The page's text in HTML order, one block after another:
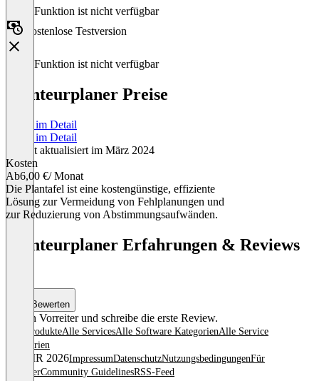
Diese Funktion ist nicht verfügbar
Kostenlose Testversion
Diese Funktion ist nicht verfügbar
Monteurplaner Preise
Preise im Detail
Preise im Detail
Zuletzt aktualisiert im März 2024
Kosten
Ab6,00 €/ Monat
Die Plantafel ist eine kostengünstige, effiziente
Lösung zur Vermeidung von Fehlplanungen und
zur Reduzierung von Abstimmungsaufwänden.
Monteurplaner Erfahrungen & Reviews
Bewerten
Sei ein Vorreiter und schreibe die erste Review.
Alle ProdukteAlle ServicesAlle Software KategorienAlle Service
Kategorien
© OMR 2026ImpressumDatenschutzNutzungsbedingungenFür
AnbieterCommunity GuidelinesRSS-Feed